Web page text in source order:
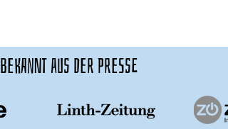
bekannt aus der presse